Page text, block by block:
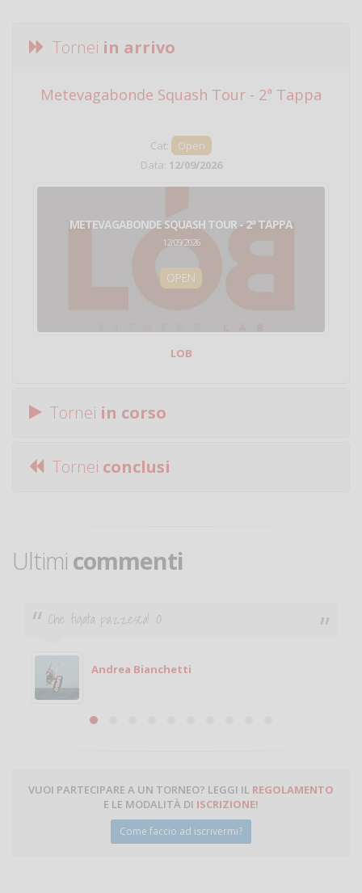
Tornei in arrivo
Metevagabonde Squash Tour - 2ª Tappa
Cat:
Open
Data: 12/09/2026
METEVAGABONDE SQUASH TOUR - 2ª TAPPA
12/09/2026
OPEN
LOB
Tornei in corso
Tornei conclusi
Ultimi commenti
Ciao. Sono a Treviglio da poco e vorrei tornare a
giocare. Se sei in zona e puoi giocare fammi sapere.
Michele
VUOI PARTECIPARE A UN TORNEO? LEGGI IL REGOLAMENTO
E LE MODALITÀ DI ISCRIZIONE!
Come faccio ad iscrivermi?